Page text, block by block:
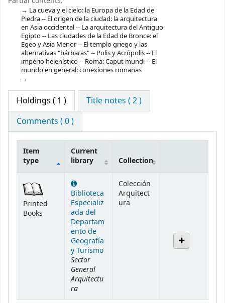
La cueva y el cielo: la Europa de la Edad de
Piedra -- El origen de la ciudad: la arquitectura
en Asia occidental -- La arquitectura del Antiguo
Egipto -- Las ciudades de la Edad de Bronce: el
Egeo y Asia Menor -- El templo griego y las
alternativas "bárbaras" -- Polis y Acrópolis -- El
imperio helenístico -- Roma: Caput mundi -- El
mundo en general: conexiones romanas
Holdings ( 1 )
Title notes ( 2 )
Comments ( 0 )
Item
type
Current
library
Collection
Printed
Books
Biblioteca
Especializ
ada del
Departam
ento de
Geografía
y Turismo
Sector
General
Arquitectu
ra
Colección
Arquitect
ura